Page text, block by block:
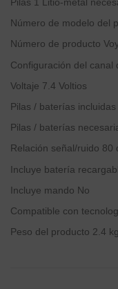
Número de modelo del
Número de producto
Configuración del canal
Voltaje ‎7.4 Voltios
Pilas / baterías incluidas
Pilas / baterías
Relación señal/ruido ‎80
Incluye batería
Incluye mando ‎No
Compatible con
Peso del producto ‎2.4 kg